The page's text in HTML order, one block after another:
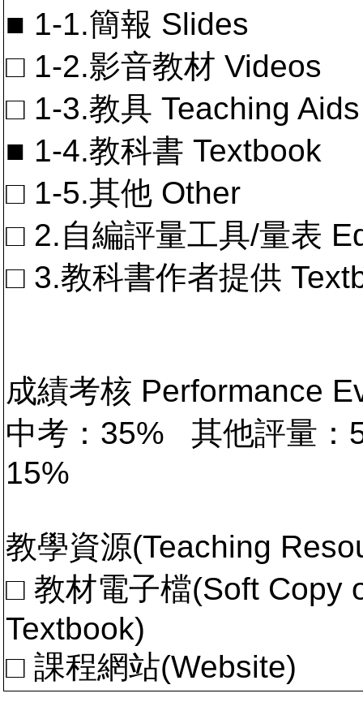
■ 1-1.簡報 Slides
□ 1-2.影音教材 Videos
□ 1-3.教具 Teaching Aids
■ 1-4.教科書 Textbook
□ 1-5.其他 Other
□ 2.自編評量工具/量表
□ 3.教科書作者提供
成績考核 Performance
中考：35% 其他評量
15%
教學資源(Teaching
□ 教材電子檔(Soft Copy
Textbook)
□ 課程網站(Website)